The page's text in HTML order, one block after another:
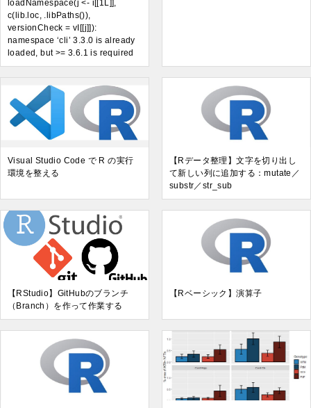
loadNamespace(j <- i[[1L]],
c(lib.loc, .libPaths()),
versionCheck = vI[[j]]):
namespace ‘cli’ 3.3.0 is already
loaded, but >= 3.6.1 is required
Visual Studio Code で R の実行
環境を整える
【Rデータ整理】文字を切り出し
て新しい列に追加する：mutate／
substr／str_sub
【RStudio】GitHubのブランチ
（Branch）を作って作業する
【Rベーシック】演算子